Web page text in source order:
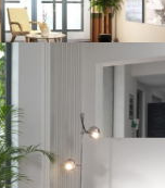
плитка:
для кухни
ламинат
Оформите заказ на